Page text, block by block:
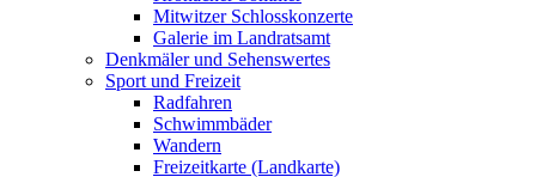
Mitwitzer Schlosskonzerte
Galerie im Landratsamt
Denkmäler und Sehenswertes
Sport und Freizeit
Radfahren
Schwimmbäder
Wandern
Freizeitkarte (Landkarte)